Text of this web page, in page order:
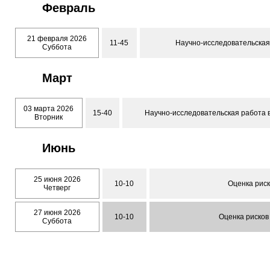
Февраль
21 февраля 2026
Суббота
11-45 Научно-
Март
03 марта 2026
Вторник
15-40 Научно-исследовательская
Июнь
25 июня 2026
Четверг
10-10 Оценка
27 июня 2026
Суббота
10-10 Оценка